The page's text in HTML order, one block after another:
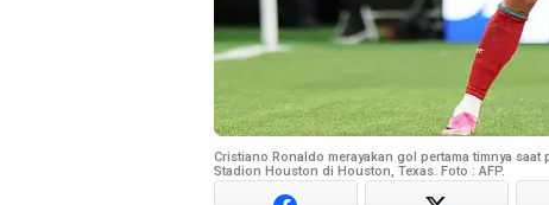
Cristiano Ronaldo merayakan gol pertama timnya
Stadion Houston di Houston, Texas. Foto : AFP.